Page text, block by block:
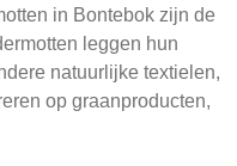
in Bontebok zijn de
leggen hun
natuurlijke textielen,
op graanproducten,